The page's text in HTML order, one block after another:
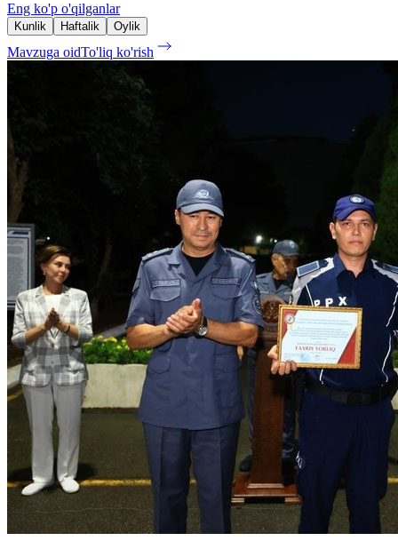
Eng ko'p o'qilganlar
Kunlik Haftalik Oylik
Mavzuga oidTo'liq ko'rish